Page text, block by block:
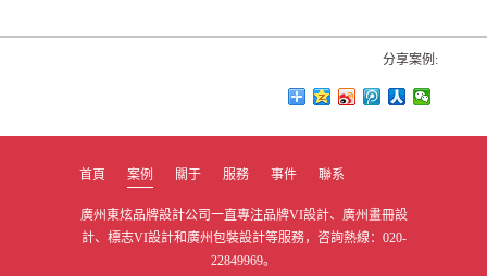
分享案例:
首頁 案例 關于 服務 事件 聯系
廣州東炫品牌設計公司一直專注品牌VI設計、廣州畫冊設
計、標志VI設計和廣州包裝設計等服務，咨詢熱線：020-
22849969。